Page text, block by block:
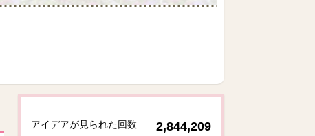
アイデアが見られた回数 2,844,209